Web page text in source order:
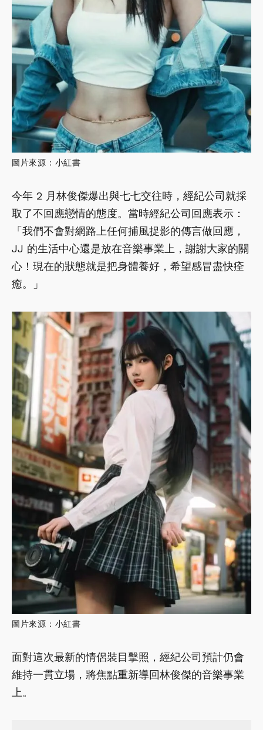
圖片來源：小紅書
今年 2 月林俊傑爆出與七七交往時，經紀公司就採
取了不回應戀情的態度。當時經紀公司回應表示：
「我們不會對網路上任何捕風捉影的傳言做回應，
JJ 的生活中心還是放在音樂事業上，謝謝大家的關
心！現在的狀態就是把身體養好，希望感冒盡快痊
癒。」
圖片來源：小紅書
面對這次最新的情侶裝目擊照，經紀公司預計仍會
維持一貫立場，將焦點重新導回林俊傑的音樂事業
上。